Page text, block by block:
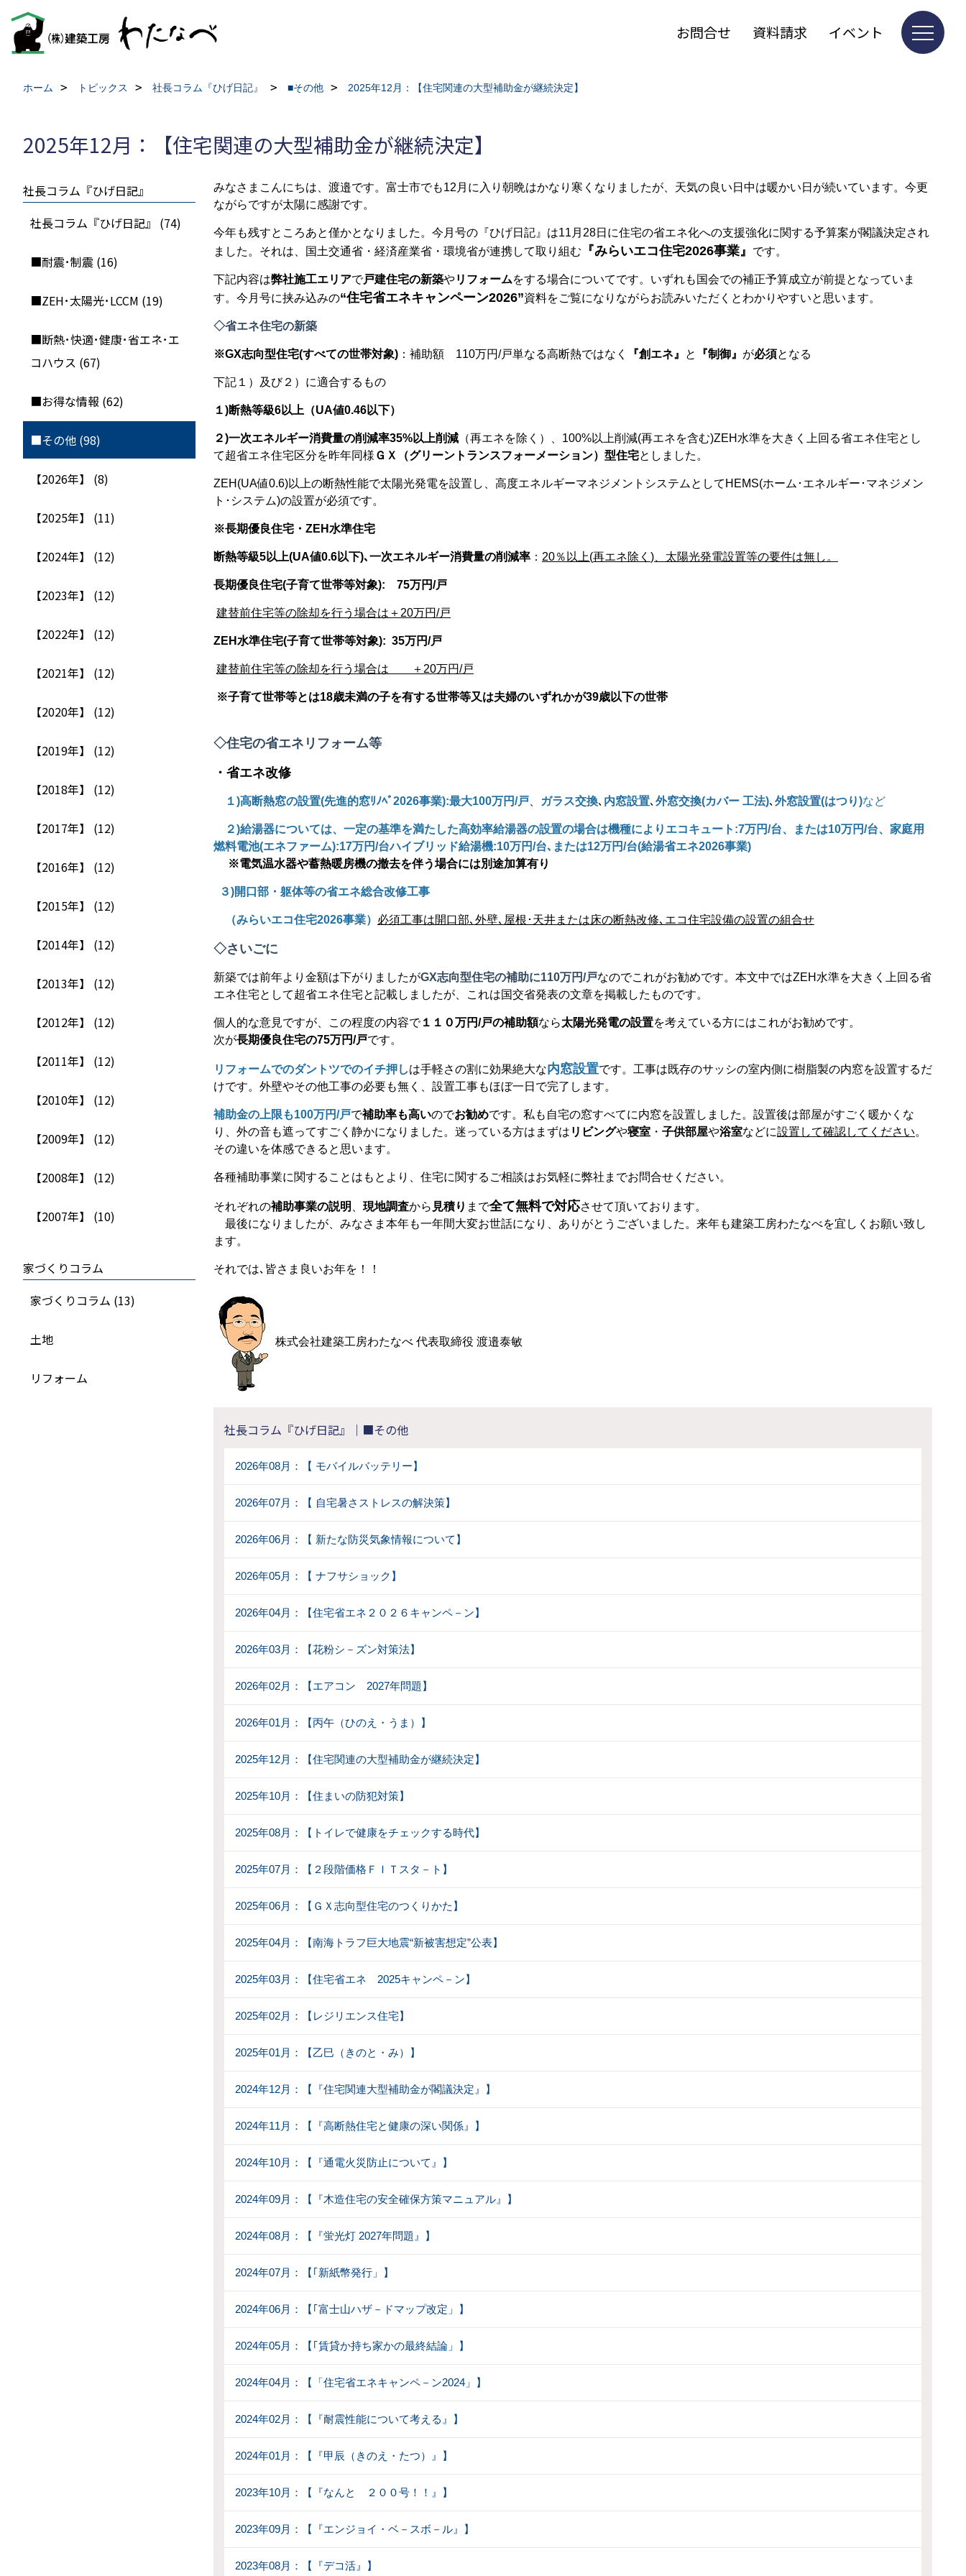
お問合せ 資料請求 イベント
ホーム トピックス 社長コラム『ひげ日記』 ■その他 2025年12月：【住宅関連の大型補助金が継続決定】
2025年12月：【住宅関連の大型補助金が継続決定】
みなさまこんにちは、渡邉です。富士市でも12 月に入り朝晩はかなり寒くなりましたが、天気の良い日中は暖かい日が続いています。今更
ながらですが太陽に感謝です。
今年も残すところあと僅かとなりました。今月号の『ひげ日記』は11 月 28日に住宅の省エネ化への支援強化に関する予算案が閣議決定され
ました。それは、国土交通省・経済産業省・環境省が連携して取り組む
『みらいエコ住宅2026事業』 です。
下記内容は弊社施工エリアで戸建住宅の新築やリフォームをする場合についてです。いずれも国会での補正予算成立が前提となっていま
す。今月号に挟み込みの“住宅省エネキャンペーン2026”資料をご覧になりながらお読みいただくとわかりやすいと思います。
◇省エネ住宅の新築
※GX志向型住宅(すべての世帯対象) ：補助額 110万円/戸単なる高断熱ではなく 『創エネ』 と 『制御』 が必須となる
下記１）及び２）に適合するもの
１)断熱等級6以上（UA値0.46以下）
２)一次エネルギー消費量の削減率35%以上削減 （再エネを除く）、 100%以上削減(再エネを含む)ZEH 水準を大きく上回る省エネ住宅とし
て超省エネ住宅区分を昨年同様 ＧＸ（グリーントランスフォーメーション）型住宅としました。
ZEH(UA値0.6)以上の断熱性能で太陽光発電を設置し、高度エネルギーマネジメントシステムとして HEMS(ホーム･エネルギー･マネジメン
ト･システム)の設置が必須です。
※長期優良住宅・ ZEH 水準住宅
断熱等級5以上(UA値0.6以下)､一次エネルギー消費量の削減率 ： 20％以上(再エネ除く ) 、太陽光発電設置等の要件は無し。
長期優良住宅(子育て世帯等対象): 75万円/戸
建替前住宅等の除却を行う場合は＋ 20万円/戸
ZEH 水準住宅(子育て世帯等対象): 35万円/戸
建替前住宅等の除却を行う場合は ＋ 20万円/戸
※子育て世帯等とは18歳未満の子を有する世帯等又は夫婦のいずれかが39歳以下の世帯
◇住宅の省エネリフォーム等
・省エネ改修
１)高断熱窓の設置(先進的窓ﾘﾉﾍﾞ2026事業):最大100万円/戸 ガラス交換､ 内窓設置､ 外窓交換(カバー 工法)､ 外窓設置(はつり)など
２)給湯器については、一定の基準を満たした高効率給湯器の設置の場合は機種によりエコキュート:7万円/台、または10万円/台、家庭用
燃料電池(エネファーム):17万円/台ハイブリッド給湯機:10万円/台､または12万円/台(給湯省エネ2026事業)
※電気温水器や蓄熱暖房機の撤去を伴う場合には別途加算有り
３)開口部・躯体等の省エネ総合改修工事
（みらいエコ住宅2026事業） 必須工事は開口部､外壁､屋根･天井または床の断熱改修､エコ住宅設備の設置の組合せ
◇さいごに
新築では前年より金額は下がりましたがGX志向型住宅の補助に110万円/戸なのでこれがお勧めです。本文中ではZEH 水準を大きく上回る省
エネ住宅として超省エネ住宅と記載しましたが、これは国交省発表の文章を掲載したものです。
個人的な意見ですが、この程度の内容で１１０万円/戸の補助額なら太陽光発電の設置を考えている方にはこれがお勧めです。
次が長期優良住宅の75万円/戸です。
リフォームでのダントツでのイチ押しは手軽さの割に効果絶大な内窓設置です。工事は既存のサッシの室内側に樹脂製の内窓を設置するだ
けです。外壁やその他工事の必要も無く、設置工事もほぼ一日で完了します。
補助金の上限も100万円/戸で補助率も高いのでお勧めです。私も自宅の窓すべてに内窓を設置しました。設置後は部屋がすごく暖かくな
り、外の音も遮ってすごく静かになりました。迷っている方はまずは リビングや寝室 ・ 子供部屋や浴室などに設置して確認してください。
その違いを体感できると思います。
各種補助事業に関することはもとより、住宅に関するご相談はお気軽に弊社までお問合せください。
それぞれの補助事業の説明 現地調査から 見積り まで全て無料で対応させて頂いております。
最後になりましたが、みなさま本年も一年間大変お世話になり、ありがとうございました。来年も建築工房わたなべを宜しくお願い致し
ます。
それでは､皆さま良いお年を！！
株式会社建築工房わたなべ 代表取締役 渡邉泰敏
社長コラム『ひげ日記』｜■その他
2026年08月：【 モバイルバッテリー】
2026年07月：【 自宅暑さストレスの解決策】
2026年06月：【 新たな防災気象情報について】
2026年05月：【 ナフサショック】
2026年04月：【住宅省エネ２０２６キャンペ－ン】
2026年03月：【花粉シ－ズン対策法】
2026年02月：【エアコン 2027年問題】
2026年01月：【丙午（ひのえ・うま）】
2025年12月：【住宅関連の大型補助金が継続決定】
2025年10月：【住まいの防犯対策】
2025年08月：【トイレで健康をチェックする時代】
2025年07月：【２段階価格ＦＩＴスタ－ト】
2025年06月：【ＧＸ志向型住宅のつくりかた】
2025年04月：【南海トラフ巨大地震“新被害想定”公表】
2025年03月：【住宅省エネ 2025キャンペ－ン】
2025年02月：【レジリエンス住宅】
2025年01月：【乙巳（きのと・み）】
2024年12月：【『住宅関連大型補助金が閣議決定』】
2024年11月：【『高断熱住宅と健康の深い関係』】
2024年10月：【『通電火災防止について』】
2024年09月：【『木造住宅の安全確保方策マニュアル』】
2024年08月：【『蛍光灯 2027年問題』】
2024年07月：【｢新紙幣発行」】
2024年06月：【｢富士山ハザ－ドマップ改定」】
2024年05月：【｢賃貸か持ち家かの最終結論」】
2024年04月：【「住宅省エネキャンペ－ン2024」】
2024年02月：【『耐震性能について考える』】
2024年01月：【『甲辰（きのえ・たつ）』】
2023年10月：【『なんと ２００号！！』】
2023年09月：【『エンジョイ・ベ－スボ－ル』】
2023年08月：【『デコ活』】
社長コラム『ひげ日記』
社長コラム『ひげ日記』 (74)
■耐震･制震 (16)
■ZEH･太陽光･LCCM (19)
■断熱･快適･健康･省エネ･エ
コハウス (67)
■お得な情報 (62)
■その他 (98)
【2026年】 (8)
【2025年】 (11)
【2024年】 (12)
【2023年】 (12)
【2022年】 (12)
【2021年】 (12)
【2020年】 (12)
【2019年】 (12)
【2018年】 (12)
【2017年】 (12)
【2016年】 (12)
【2015年】 (12)
【2014年】 (12)
【2013年】 (12)
【2012年】 (12)
【2011年】 (12)
【2010年】 (12)
【2009年】 (12)
【2008年】 (12)
【2007年】 (10)
家づくりコラム
家づくりコラム (13)
土地
リフォーム